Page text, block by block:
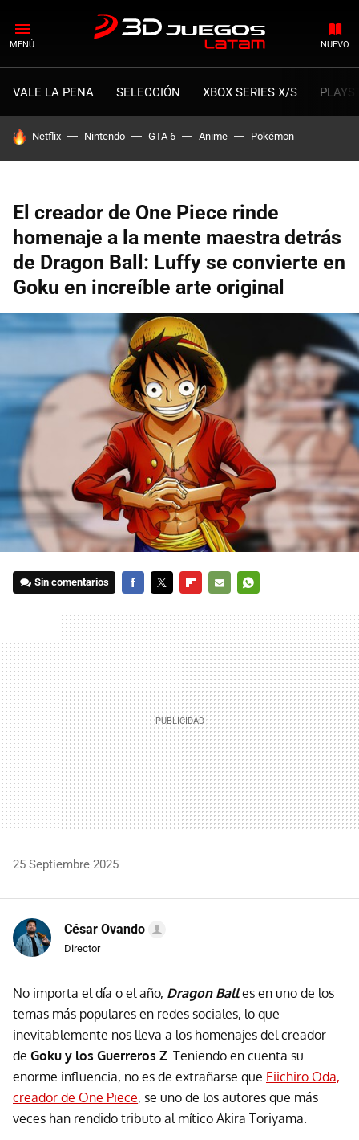
MENÚ NUEVO
VALE LA PENA SELECCIÓN XBOX SERIES X/S
HOY SE HABLA DE
Netflix Nintendo GTA 6 Anime Pokémon
El creador de One Piece rinde
homenaje a la mente maestra detrás
de Dragon Ball: Luffy se convierte en
Goku en increíble arte original
Sin comentarios
MAIL
25 Septiembre 2025
César Ovando
Director
No importa el día o el año, Dragon Ball es en uno de los
temas más populares en redes sociales, lo que
inevitablemente nos lleva a los homenajes del creador
de Goku y los Guerreros Z. Teniendo en cuenta su
enorme influencia, no es de extrañarse que Eiichiro Oda,
creador de One Piece, se uno de los autores que más
veces han rendido tributo al mítico Akira Toriyama.